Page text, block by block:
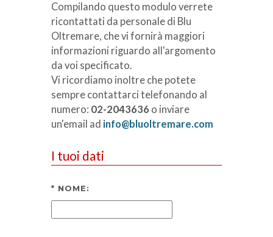
Compilando questo modulo verrete
ricontattati da personale di Blu
Oltremare, che vi fornirà maggiori
informazioni riguardo all'argomento
da voi specificato.
Vi ricordiamo inoltre che potete
sempre contattarci telefonando al
numero: 02-2043636 o inviare
un'email ad info@bluoltremare.com
I tuoi dati
* NOME: